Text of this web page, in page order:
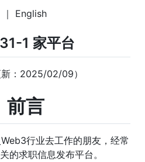
｜ English
1 家平台
新：2025/02/09）
前言
行业去工作的朋友，经常
的求职信息发布平台。